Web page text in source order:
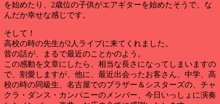
を始めたり、2歳位の子供がエアギターを始めたそうで、な
んだか幸せな感じです。
そして！
高校の時の先生が2人ライブに来てくれました。
昔の話が、まるで最近のことかのよう。
この感動を文章にしたら、相当な長さになってしまいますの
で、割愛しますが、他に、最近出会ったお客さん、中学、高
校の時の同級生、名古屋でのブラザー＆シスターズの、チャ
クラ・ダンス・カンパニーのメンバー、今日いっしょに演奏